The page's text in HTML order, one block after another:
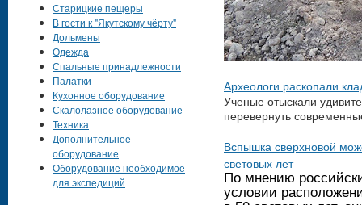
Археологи раскопали
Ученые отыскали
перевернуть
Вспышка сверхновой
световых лет
По мнению
условии
Старицкие пещеры
В гости к "Якутскому чёрту"
Дольмены
Одежда
Спальные принадлежности
Палатки
Кухонное оборудование
Скалолазное оборудование
Техника
Дополнительное
оборудование
Оборудование необходимое
для экспедиций